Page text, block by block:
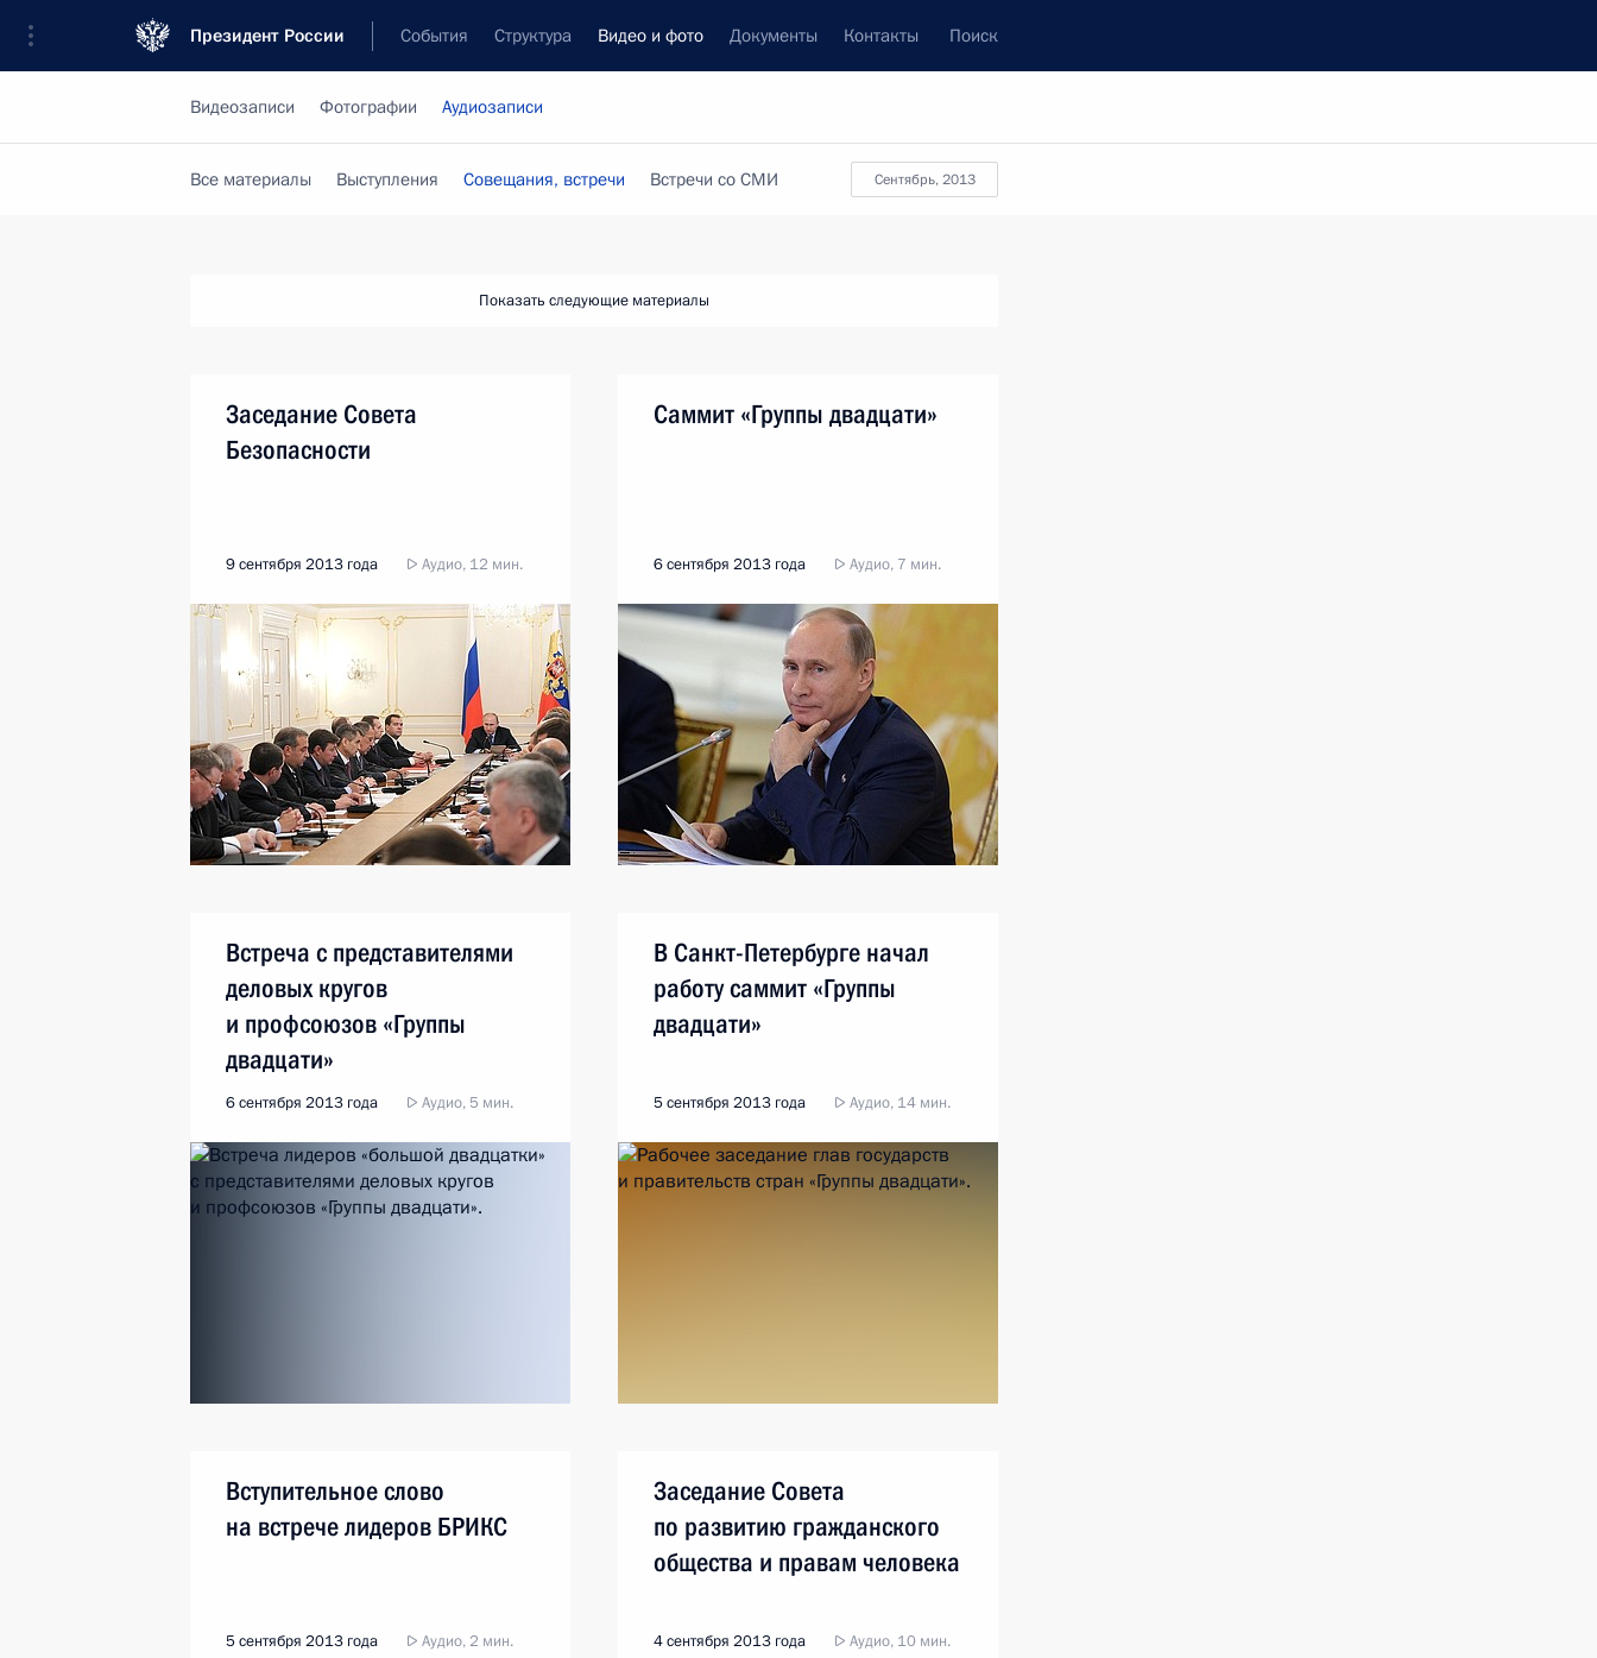
Президент России События Структура Видео и фото Документы Контакты Поиск
Видеозаписи Фотографии Аудиозаписи
сентябрь, 2013
Все материалы Выступления Совещания, встречи Встречи со СМИ
Показать следующие материалы
Заседание Совета
Безопасности
9 сентября 2013 года Аудио, 12 мин.
Саммит «Группы двадцати»
6 сентября 2013 года Аудио, 7 мин.
Встреча с представителями
деловых кругов
и профсоюзов «Группы
двадцати»
6 сентября 2013 года Аудио, 5 мин.
В Санкт-Петербурге начал
работу саммит «Группы
двадцати»
5 сентября 2013 года Аудио, 14 мин.
Вступительное слово
на встрече лидеров БРИКС
5 сентября 2013 года Аудио, 2 мин.
Заседание Совета
по развитию гражданского
общества и правам человека
4 сентября 2013 года Аудио, 10 мин.